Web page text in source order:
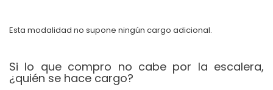
Esta modalidad no supone ningún cargo adicional.
Si lo que compro no cabe por la escalera,
¿quién se hace cargo?